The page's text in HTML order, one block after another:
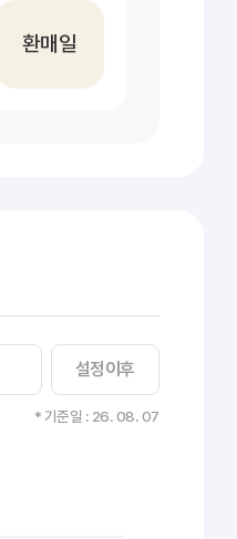
환매일
설정이후
* 기준일 : 26. 08. 07